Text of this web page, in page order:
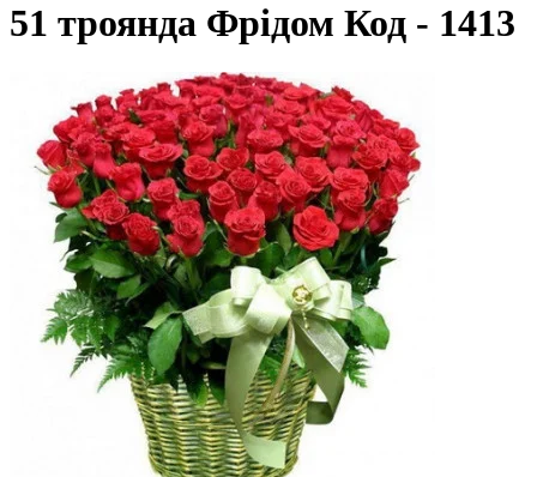
51 троянда Фрідом Код - 1413